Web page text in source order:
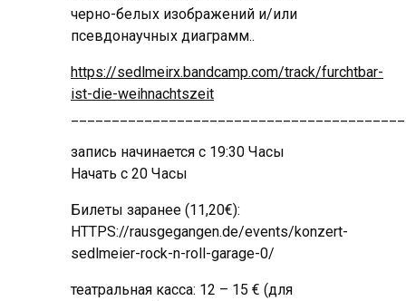
черно-белых изображений и/или
псевдонаучных диаграмм..
https://sedlmeirx.bandcamp.com/track/furchtbar-
ist-die-weihnachtszeit
запись начинается с 19:30 Часы
Начать с 20 Часы
Билеты заранее (11,20€):
HTTPS://rausgegangen.de/events/konzert-
sedlmeier-rock-n-roll-garage-0/
театральная касса: 12 – 15 € (для